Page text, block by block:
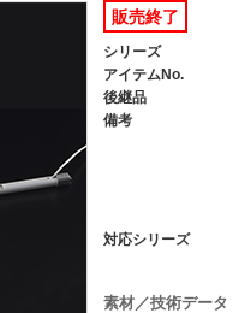
販売終了
シリーズ
アイテムNo.
後継品
備考
対応シリーズ
素材／技術データ